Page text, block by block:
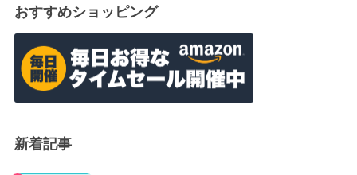
おすすめショッピング
新着記事